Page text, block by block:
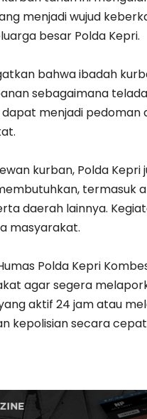
menjadi wujud
besar Polda Kepri.
bahwa ibadah
sebagaimana
menjadi
kurban, Polda Kepri
termasuk
daerah lainnya.
masyarakat.
Polda Kepri
agar segera
aktif 24 jam atau
kepolisian secara